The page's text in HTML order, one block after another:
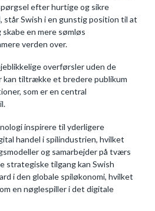
efter hurtige og sikre
står Swish i en gunstig position til at
en mere sømløs
verden over.
overførsler uden de
kan tiltrække et bredere publikum
som er en central
inspirere til yderligere
handel i spilindustrien, hvilket
og samarbejder på tværs
strategiske tilgang kan Swish
i den globale spiløkonomi, hvilket
en nøglespiller i det digitale